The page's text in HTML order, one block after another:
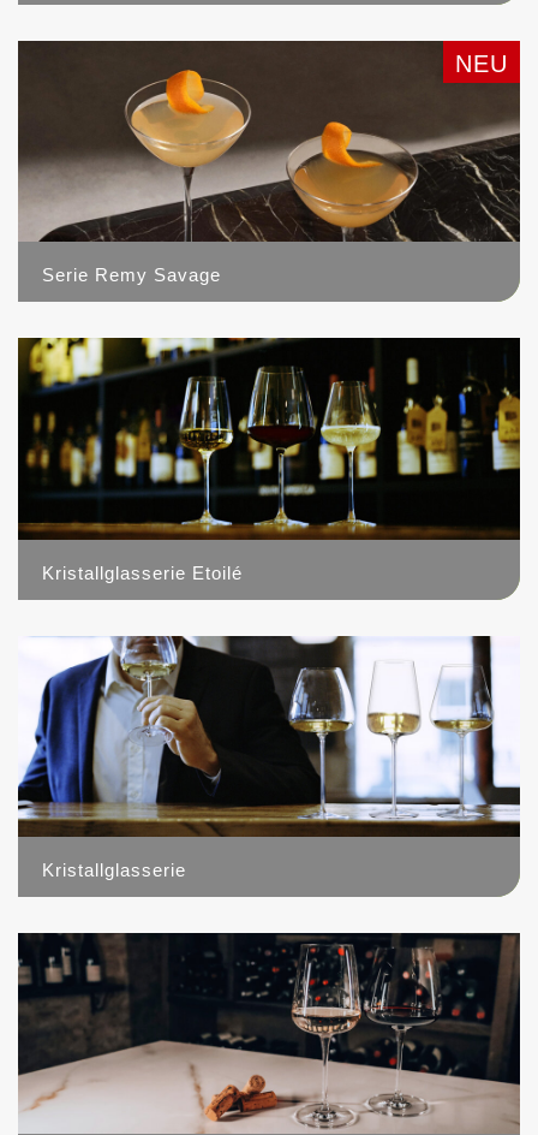
Serie Remy Savage
NEU
Kristallglasserie Etoilé
Kristallglasserie